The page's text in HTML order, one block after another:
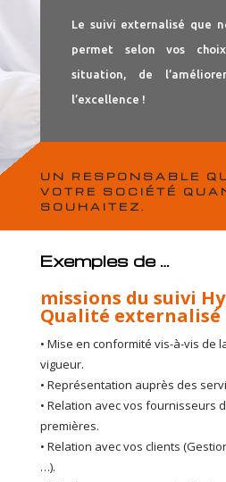
Le suivi externalisé que
permet selon vos
situation, de
l’excellence !
UN RESPONSABLE
VOTRE SOCIÉTÉ
SOUHAITEZ.
Exemples de …
missions du suivi
Qualité externalisé
• Mise en conformité vis-à-vis de
vigueur.
• Représentation auprès des
• Relation avec vos fournisseurs
premières.
• Relation avec vos clients (
…).